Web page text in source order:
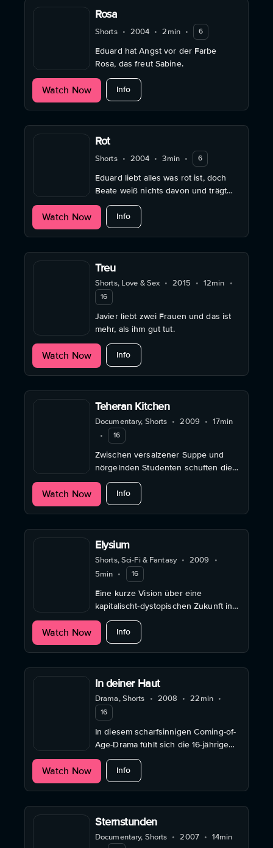
Rosa
Shorts • 2004 • 2min • 6
Eduard hat Angst vor der Farbe
Rosa, das freut Sabine.
Watch Now Infoabout Rosa
Rot
Shorts • 2004 • 3min • 6
Eduard liebt alles was rot ist, doch
Beate weiß nichts davon und trägt
nur gelb.
Watch Now Infoabout Rot
Treu
Shorts, Love & Sex • 2015 • 12min •
16
Javier liebt zwei Frauen und das ist
mehr, als ihm gut tut.
Watch Now Infoabout Treu
Teheran Kitchen
Documentary, Shorts • 2009 • 17min
•
16
Zwischen versalzener Suppe und
nörgelnden Studenten schuften die
drei Köche und eine Küchenhilfe in
der kleinen Universitätskantine in
Teheran.
Watch Now Infoabout Teheran Kitchen
Elysium
Shorts, Sci-Fi & Fantasy • 2009
•
5min • 16
Eine kurze Vision über eine
kapitalischt-dystopischen Zukunft in
der auch das Sterben selbst
kommerzialisiert wird.
Watch Now Infoabout Elysium
In deiner Haut
Drama, Shorts • 2008 • 22min •
16
In diesem scharfsinnigen Coming-of-
Age-Drama fühlt sich die 16-jährige
Suse wie das fünfte Rad am Wagen,
seitdem ihre Mutter einen neuen
Freund hat.
Watch Now Infoabout In deiner Haut
Sternstunden
Documentary, Shorts • 2007 • 14min